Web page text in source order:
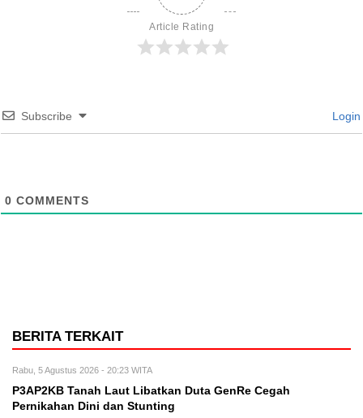
Article Rating
Subscribe Login
0 COMMENTS
BERITA TERKAIT
Rabu, 5 Agustus 2026 - 20:23 WITA
P3AP2KB Tanah Laut Libatkan Duta GenRe Cegah
Pernikahan Dini dan Stunting